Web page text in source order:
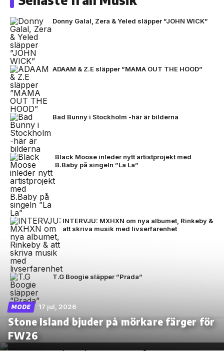
Donny Galal, Zera & Yeled släpper ”JOHN WICK”
ADAAM & Z.E släpper ”MAMA OUT THE HOOD”
Bad Bunny i Stockholm -här är bilderna
Black Moose inleder nytt artistprojekt med
B.Baby på singeln ”La La”
INTERVJU: MXHXN om nya albumet, Rinkeby &
att skriva musik med livserfarenhet
T.G Boogie släpper ”Prada”
MODE 17 jul, 2026
Stone Island bjuder på mörkare färger för
FW26